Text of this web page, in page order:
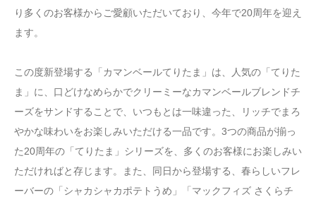
り多くのお客様からご愛顧いただいており、今年で20周年を迎え
ます。
この度新登場する「カマンベールてりたま」は、人気の「てりた
ま」に、口どけなめらかでクリーミーなカマンベールブレンドチ
ーズをサンドすることで、いつもとは一味違った、リッチでまろ
やかな味わいをお楽しみいただける一品です。3つの商品が揃っ
た20周年の「てりたま」シリーズを、多くのお客様にお楽しみい
ただければと存じます。また、同日から登場する、春らしいフレ
ーバーの「シャカシャカポテトうめ」「マックフィズ さくらチ